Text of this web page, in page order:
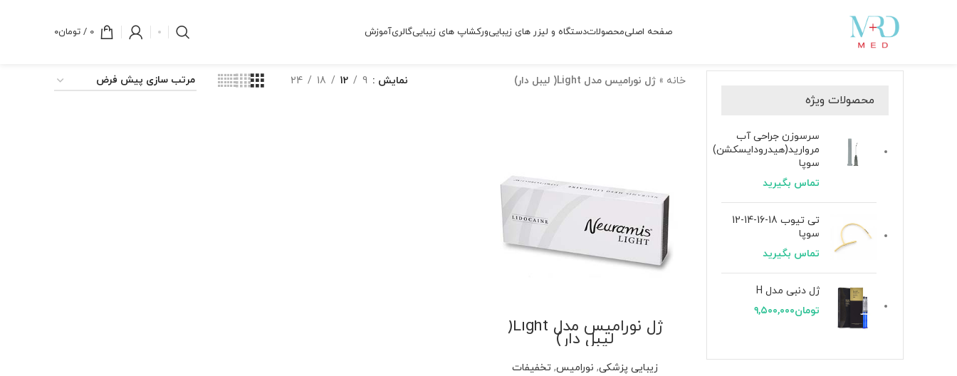
صفحه اصلیمحصولاتدستگاه و لیزر های زیباییورکشاپ های زیباییگالریآموزش 0
/ تومان۰
محصولات ویژه
سرسوزن جراحی آب
مروارید(هیدرودایسکشن)
سوپا
تماس بگیرید
تی تیوب 18-16-14-12
سوپا
تماس بگیرید
ژل دنبی مدل H
تومان۹,۵۰۰,۰۰۰
خانه »ژل نورامیس مدل Light( لیبل دار) نمایش 9
12
18
24
ژل نورامیس مدل Light(
لیبل دار)
زیبایی پزشکی, نورامیس,تخفیفات